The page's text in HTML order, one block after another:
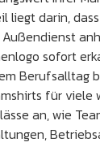
liegt darin,
sofort
Berufsalltag
für viele
an, wie